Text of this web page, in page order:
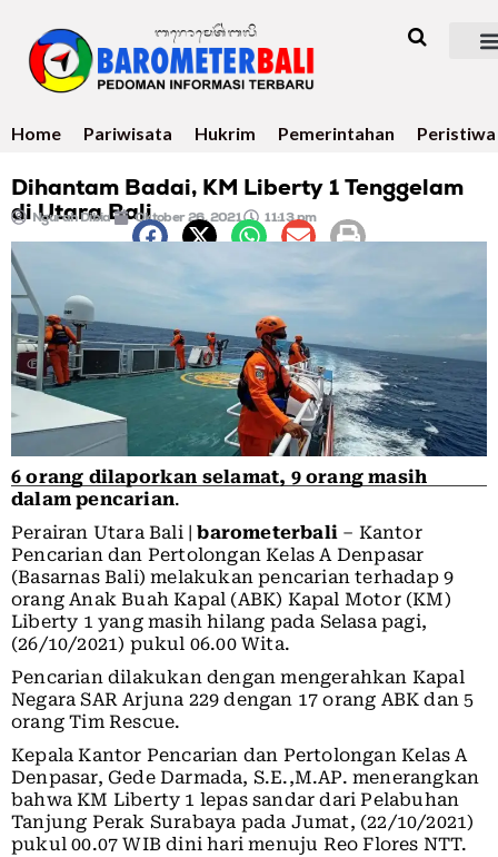
Home Pariwisata Hukrim Pemerintahan Peristiwa
Dihantam Badai, KM Liberty 1 Tenggelam
di Utara Bali
Ngurah Dibia Oktober 26, 2021 11:13 pm
6 orang dilaporkan selamat, 9 orang masih
dalam pencarian.
Perairan Utara Bali |barometerbali – Kantor
Pencarian dan Pertolongan Kelas A Denpasar
(Basarnas Bali) melakukan pencarian terhadap 9
orang Anak Buah Kapal (ABK) Kapal Motor (KM)
Liberty 1 yang masih hilang pada Selasa pagi,
(26/10/2021) pukul 06.00 Wita.
Pencarian dilakukan dengan mengerahkan Kapal
Negara SAR Arjuna 229 dengan 17 orang ABK dan 5
orang Tim Rescue.
Kepala Kantor Pencarian dan Pertolongan Kelas A
Denpasar, Gede Darmada, S.E.,M.AP. menerangkan
bahwa KM Liberty 1 lepas sandar dari Pelabuhan
Tanjung Perak Surabaya pada Jumat, (22/10/2021)
pukul 00.07 WIB dini hari menuju Reo Flores NTT.